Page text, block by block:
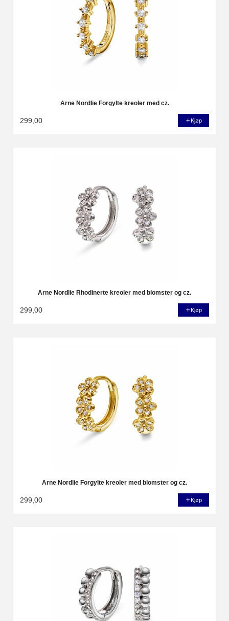
Arne Nordlie Forgylte kreoler med cz.
299,00 Kjøp
Arne Nordlie Rhodinerte kreoler med blomster og cz.
299,00 Kjøp
Arne Nordlie Forgylte kreoler med blomster og cz.
299,00 Kjøp